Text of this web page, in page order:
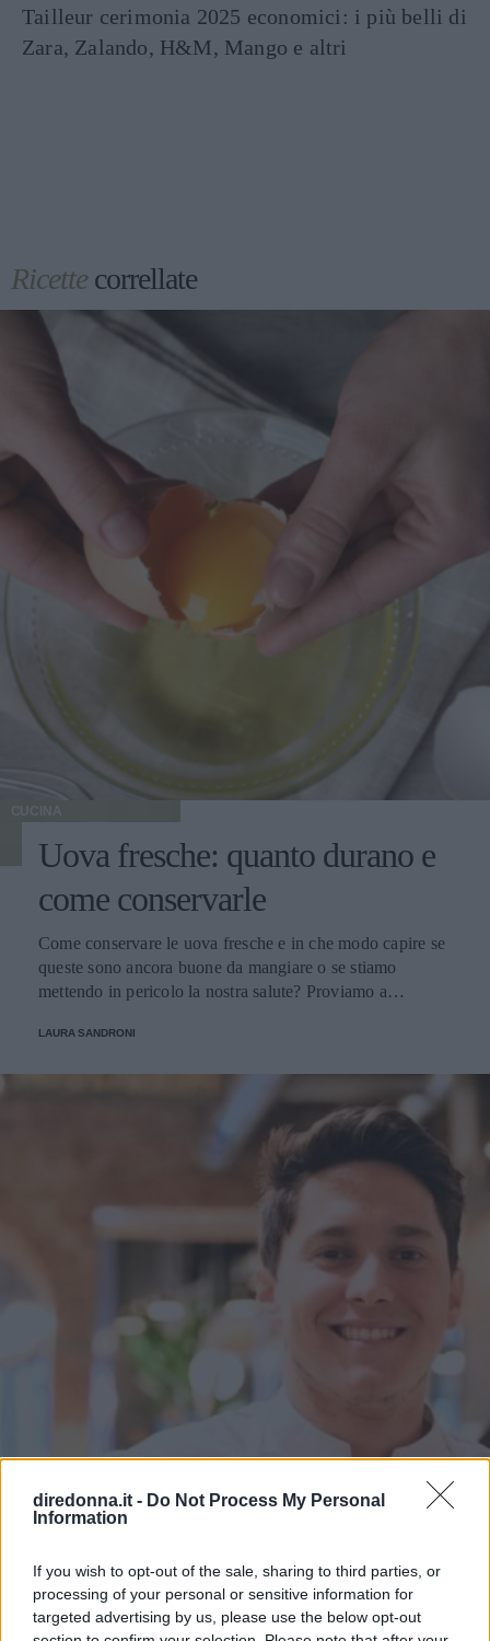
diredonna.it - Do Not Process My Personal
Information
If you wish to opt-out of the sale, sharing to third parties, or
processing of your personal or sensitive information for
targeted advertising by us, please use the below opt-out
Tailleur cerimonia 2025 economici: i più belli di
Zara, Zalando, H&M, Mango e altri
Ricettecorrellate
CUCINA
Uova fresche: quanto durano e
come conservarle
Come conservare le uova fresche e in che modo capire se
queste sono ancora buone da mangiare o se stiamo
mettendo in pericolo la nostra salute? Proviamo a
LAURA SANDRONI
CUCINA
Da Masterchef a Cookist, cosa